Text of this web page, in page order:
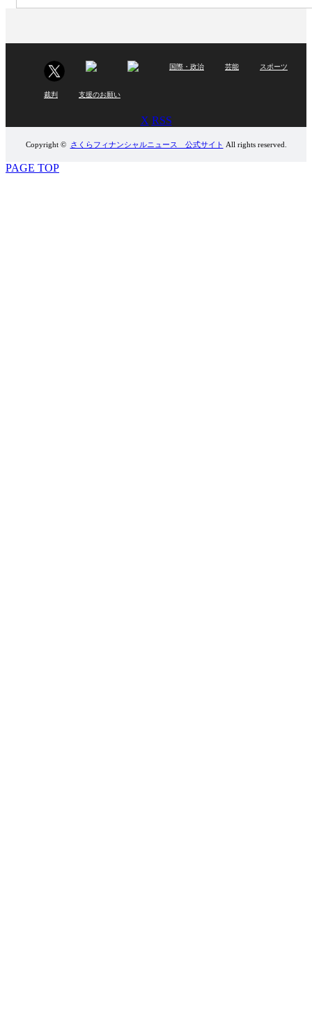
国際・政治 芸能 スポーツ
裁判 支援のお願い
X RSS
Copyright © さくらフィナンシャルニュース 公式サイト All rights reserved.
PAGE TOP